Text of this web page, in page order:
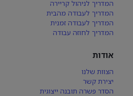
המדריך לניהול קריירה
המדריך לעבודה מהבית
המדריך לעבודה זמנית
המדריך לחוזה עבודה
אודות
הצוות שלנו
יצירת קשר
הסדר פשרה תובנה ייצוגית